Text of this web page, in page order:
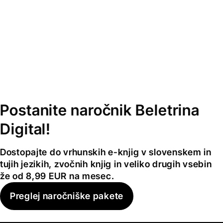
Postanite naročnik Beletrina
Digital!
Dostopajte do vrhunskih e-knjig v slovenskem in
tujih jezikih, zvočnih knjig in veliko drugih vsebin
že od 8,99 EUR na mesec.
Preglej naročniške pakete